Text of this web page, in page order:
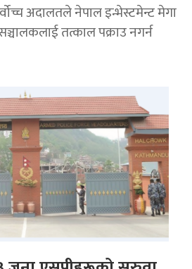
अदालतले नेपाल इन्भेस्टमेन्ट मेगा
तत्काल पक्राउ नगर्न